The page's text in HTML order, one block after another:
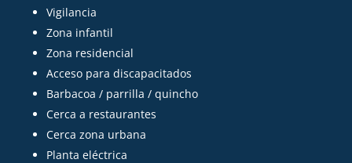
Vigilancia
Zona infantil
Zona residencial
Acceso para discapacitados
Barbacoa / parrilla / quincho
Cerca a restaurantes
Cerca zona urbana
Planta eléctrica